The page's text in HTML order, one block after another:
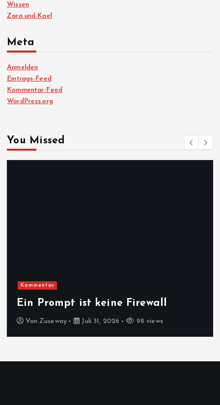
Wissen
Zara und Kael
Meta
Anmelden
Eintrags-Feed
Kommentar-Feed
WordPress.org
You Missed
Xbox-Reset unter Asha Sharma:
Kurs auf Wachstum
Von Zara und Kael Juli 31, 2026 78 views